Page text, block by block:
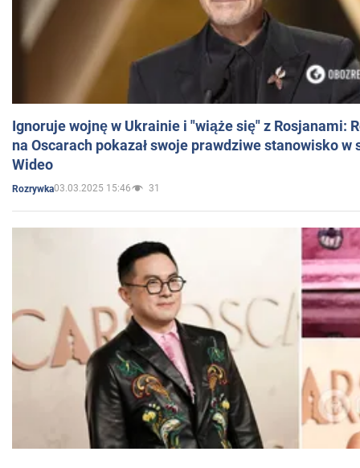
Ignoruje wojnę w Ukrainie i "wiąże się" z Rosjanami:
na Oscarach pokazał swoje prawdziwe stanowisko w
Wideo
Rozrywka03.03.2025 15:46 31